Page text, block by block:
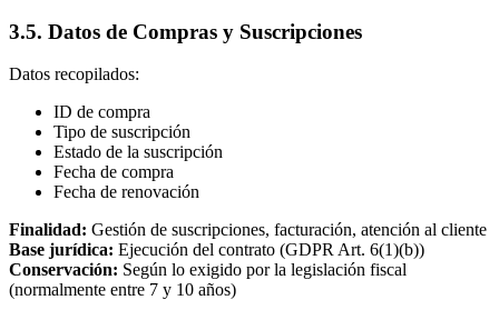
3.5. Datos de Compras y Suscripciones
Datos recopilados:
ID de compra
Tipo de suscripción
Estado de la suscripción
Fecha de compra
Fecha de renovación
Finalidad: Gestión de suscripciones, facturación, atención al cliente
Base jurídica: Ejecución del contrato (GDPR Art. 6(1)(b))
Conservación: Según lo exigido por la legislación fiscal
(normalmente entre 7 y 10 años)